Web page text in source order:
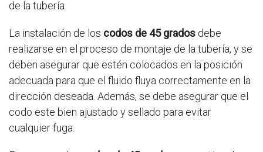
de la tubería.
La instalación de los codos de 45 grados debe
realizarse en el proceso de montaje de la tubería, y se
deben asegurar que estén colocados en la posición
adecuada para que el fluido fluya correctamente en la
dirección deseada. Además, se debe asegurar que el
codo este bien ajustado y sellado para evitar
cualquier fuga.